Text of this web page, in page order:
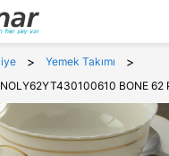
> Yemek Takımı >
BONE 62